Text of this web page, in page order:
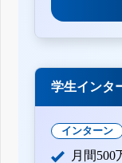
学生インタ
インターン
月間